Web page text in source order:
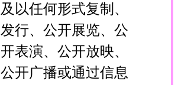
及以任何形式复制、
发行、公开展览、公
开表演、公开放映、
公开广播或通过信息